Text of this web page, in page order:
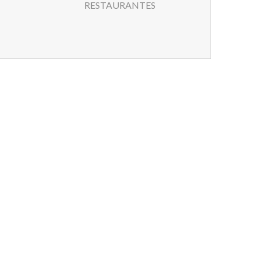
RESTAURANTES